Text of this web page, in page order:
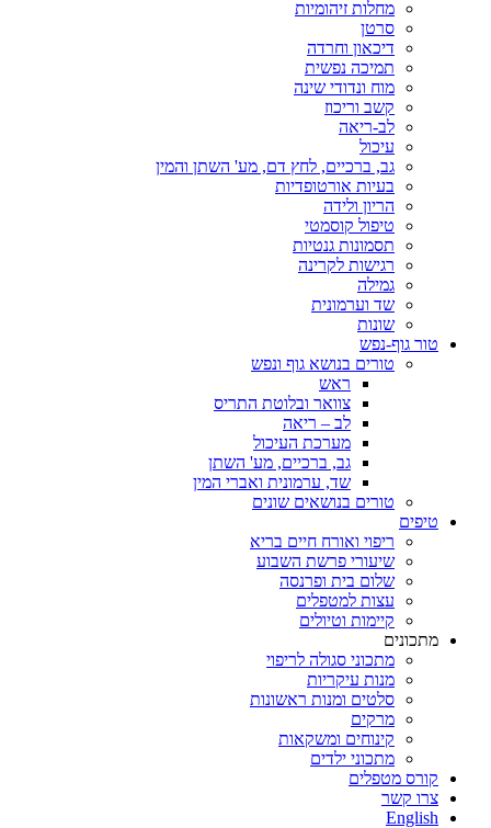
מחלות זיהומיות
סרטן
דיכאון וחרדה
תמיכה נפשית
מוח ונדודי שינה
קשב וריכוז
לב-ריאה
עיכול
גב, ברכיים, לחץ דם, מע' השתן והמין
בעיות אורטופדיות
הריון ולידה
טיפול קוסמטי
תסמונות גנטיות
רגישות לקרינה
גמילה
שד וערמונית
שונות
טור גוף-נפש
טורים בנושא גוף ונפש
ראש
צוואר ובלוטת התריס
לב – ריאה
מערכת העיכול
גב, ברכיים, מע' השתן
שד, ערמונית ואברי המין
טורים בנושאים שונים
טיפים
ריפוי ואורח חיים בריא
שיעורי פרשת השבוע
שלום בית ופרנסה
עצות למטפלים
קיימות וטיולים
מתכונים
מתכוני סגולה לריפוי
מנות עיקריות
סלטים ומנות ראשונות
מרקים
קינוחים ומשקאות
מתכוני ילדים
קורס מטפלים
צרו קשר
English